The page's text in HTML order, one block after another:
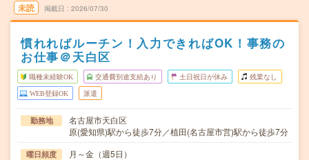
未読 掲載日 2026/07/30
慣れればルーチン！入力できればOK！事務の
お仕事＠天白区
職種未経験OK 交通費別途支給あり 土日祝日が休み 残業なし
WEB登録OK 派遣
勤務地
名古屋市天白区
原(愛知県)駅から徒歩7分／植田(名古屋市営)駅から徒歩7分
曜日頻度 月～金（週5日）